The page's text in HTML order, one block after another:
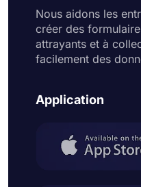
Nous aidons les
créer des
attrayants et à
facilement des
Application